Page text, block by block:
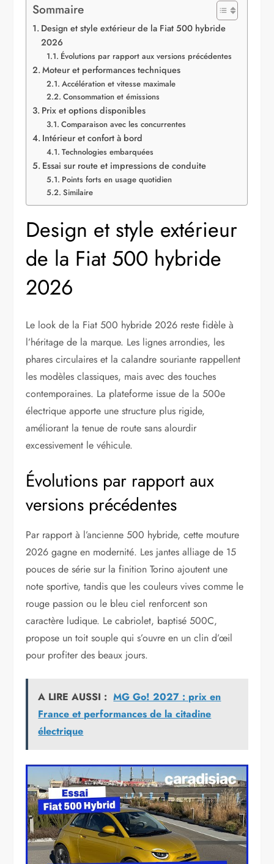
Sommaire
Design et style extérieur de la Fiat 500 hybride
2026
Évolutions par rapport aux versions précédentes
Moteur et performances techniques
Accélération et vitesse maximale
Consommation et émissions
Prix et options disponibles
Comparaison avec les concurrentes
Intérieur et confort à bord
Technologies embarquées
Essai sur route et impressions de conduite
Points forts en usage quotidien
Similaire
Design et style extérieur
de la Fiat 500 hybride
2026
Le look de la Fiat 500 hybride 2026 reste fidèle à
l’héritage de la marque. Les lignes arrondies, les
phares circulaires et la calandre souriante rappellent
les modèles classiques, mais avec des touches
contemporaines. La plateforme issue de la 500e
électrique apporte une structure plus rigide,
améliorant la tenue de route sans alourdir
excessivement le véhicule.
Évolutions par rapport aux
versions précédentes
Par rapport à l’ancienne 500 hybride, cette mouture
2026 gagne en modernité. Les jantes alliage de 15
pouces de série sur la finition Torino ajoutent une
note sportive, tandis que les couleurs vives comme le
rouge passion ou le bleu ciel renforcent son
caractère ludique. Le cabriolet, baptisé 500C,
propose un toit souple qui s’ouvre en un clin d’œil
pour profiter des beaux jours.
A LIRE AUSSI : MG Go! 2027 : prix en
France et performances de la citadine
électrique